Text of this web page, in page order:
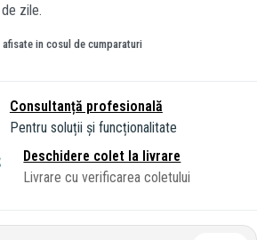
zile.
in cosul de cumparaturi
Consultanță profesională
Pentru soluții și funcționalitate
Deschidere colet la livrare
Livrare cu verificarea coletului